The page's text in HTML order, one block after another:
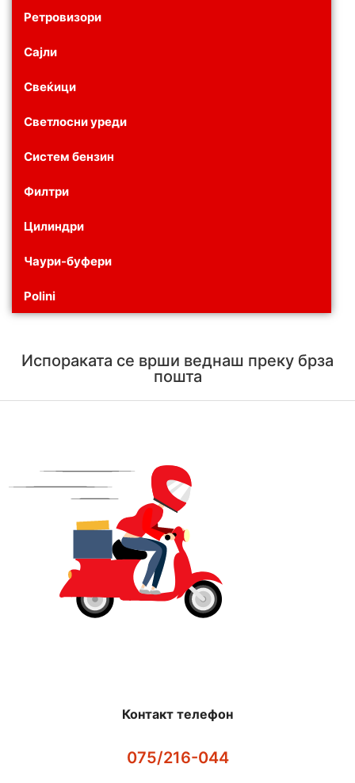
Ретровизори
Сајли
Свеќици
Светлосни уреди
Систем бензин
Филтри
Цилиндри
Чаури-буфери
Polini
Испораката се врши веднаш преку брза
пошта
Контакт телефон
075/216-044